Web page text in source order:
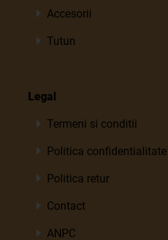
Accesorii
Tutun
Legal
Termeni si conditii
Politica confidentialitate
Politica retur
Contact
ANPC